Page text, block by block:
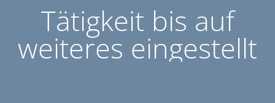
Tätigkeit bis auf
weiteres eingestellt